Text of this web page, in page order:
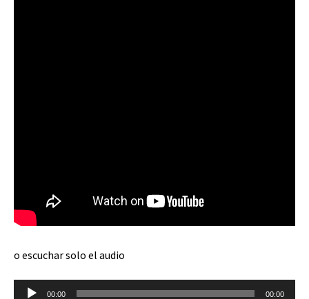
o escuchar solo el audio
Reproductor
00:00 00:00